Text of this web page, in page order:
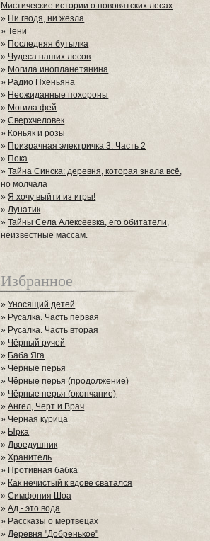
Мистические истории о нововятских лесах
» Ни гводя, ни жезла
»Тени
» Последняя бутылка
» Чудеса наших лесов
» Могила инопланетянина
» Радио Пхеньяна
» Неожиданные похороны
» Могила фей
»Сверхчеловек
» Коньяк и розы
» Призрачная электричка 3. Часть 2
» Пока
»Тайна Синска: деревня, которая знала всё,
но молчала
»Я хочу выйти из игры!
»Лунатик
»Тайны Села Алексеевка, его обитатели,
неизвестные массам.
Избранное
»Уносящий детей
» Русалка. Часть первая
» Русалка. Часть вторая
» Чёрный ручей
» Баба Яга
»Чёрные перья
» Чёрные перья (продолжение)
» Чёрные перья (окончание)
»Ангел, Черт и Врач
» Черная курица
» Ырка
»Двоедушник
»Хранитель
» Противная бабка
» Как нечистый к вдове сватался
»Симфония Шоа
»Ад - это вода
» Рассказы о мертвецах
»Деревня "Добренькое"